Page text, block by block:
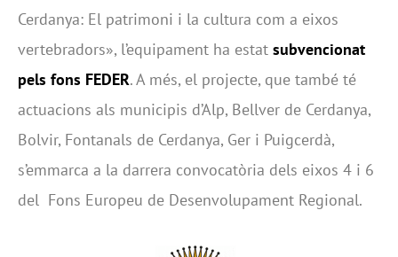
Cerdanya: El patrimoni i la cultura com a eixos
vertebradors», l’equipament ha estat subvencionat
pels fons FEDER. A més, el projecte, que també té
actuacions als municipis d’Alp, Bellver de Cerdanya,
Bolvir, Fontanals de Cerdanya, Ger i Puigcerdà,
s’emmarca a la darrera convocatòria dels eixos 4 i 6
del Fons Europeu de Desenvolupament Regional.